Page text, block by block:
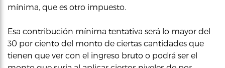
mínima, que es otro impuesto.
Esa contribución mínima tentativa será lo mayor del
30 por ciento del monto de ciertas cantidades que
tienen que ver con el ingreso bruto o podrá ser el